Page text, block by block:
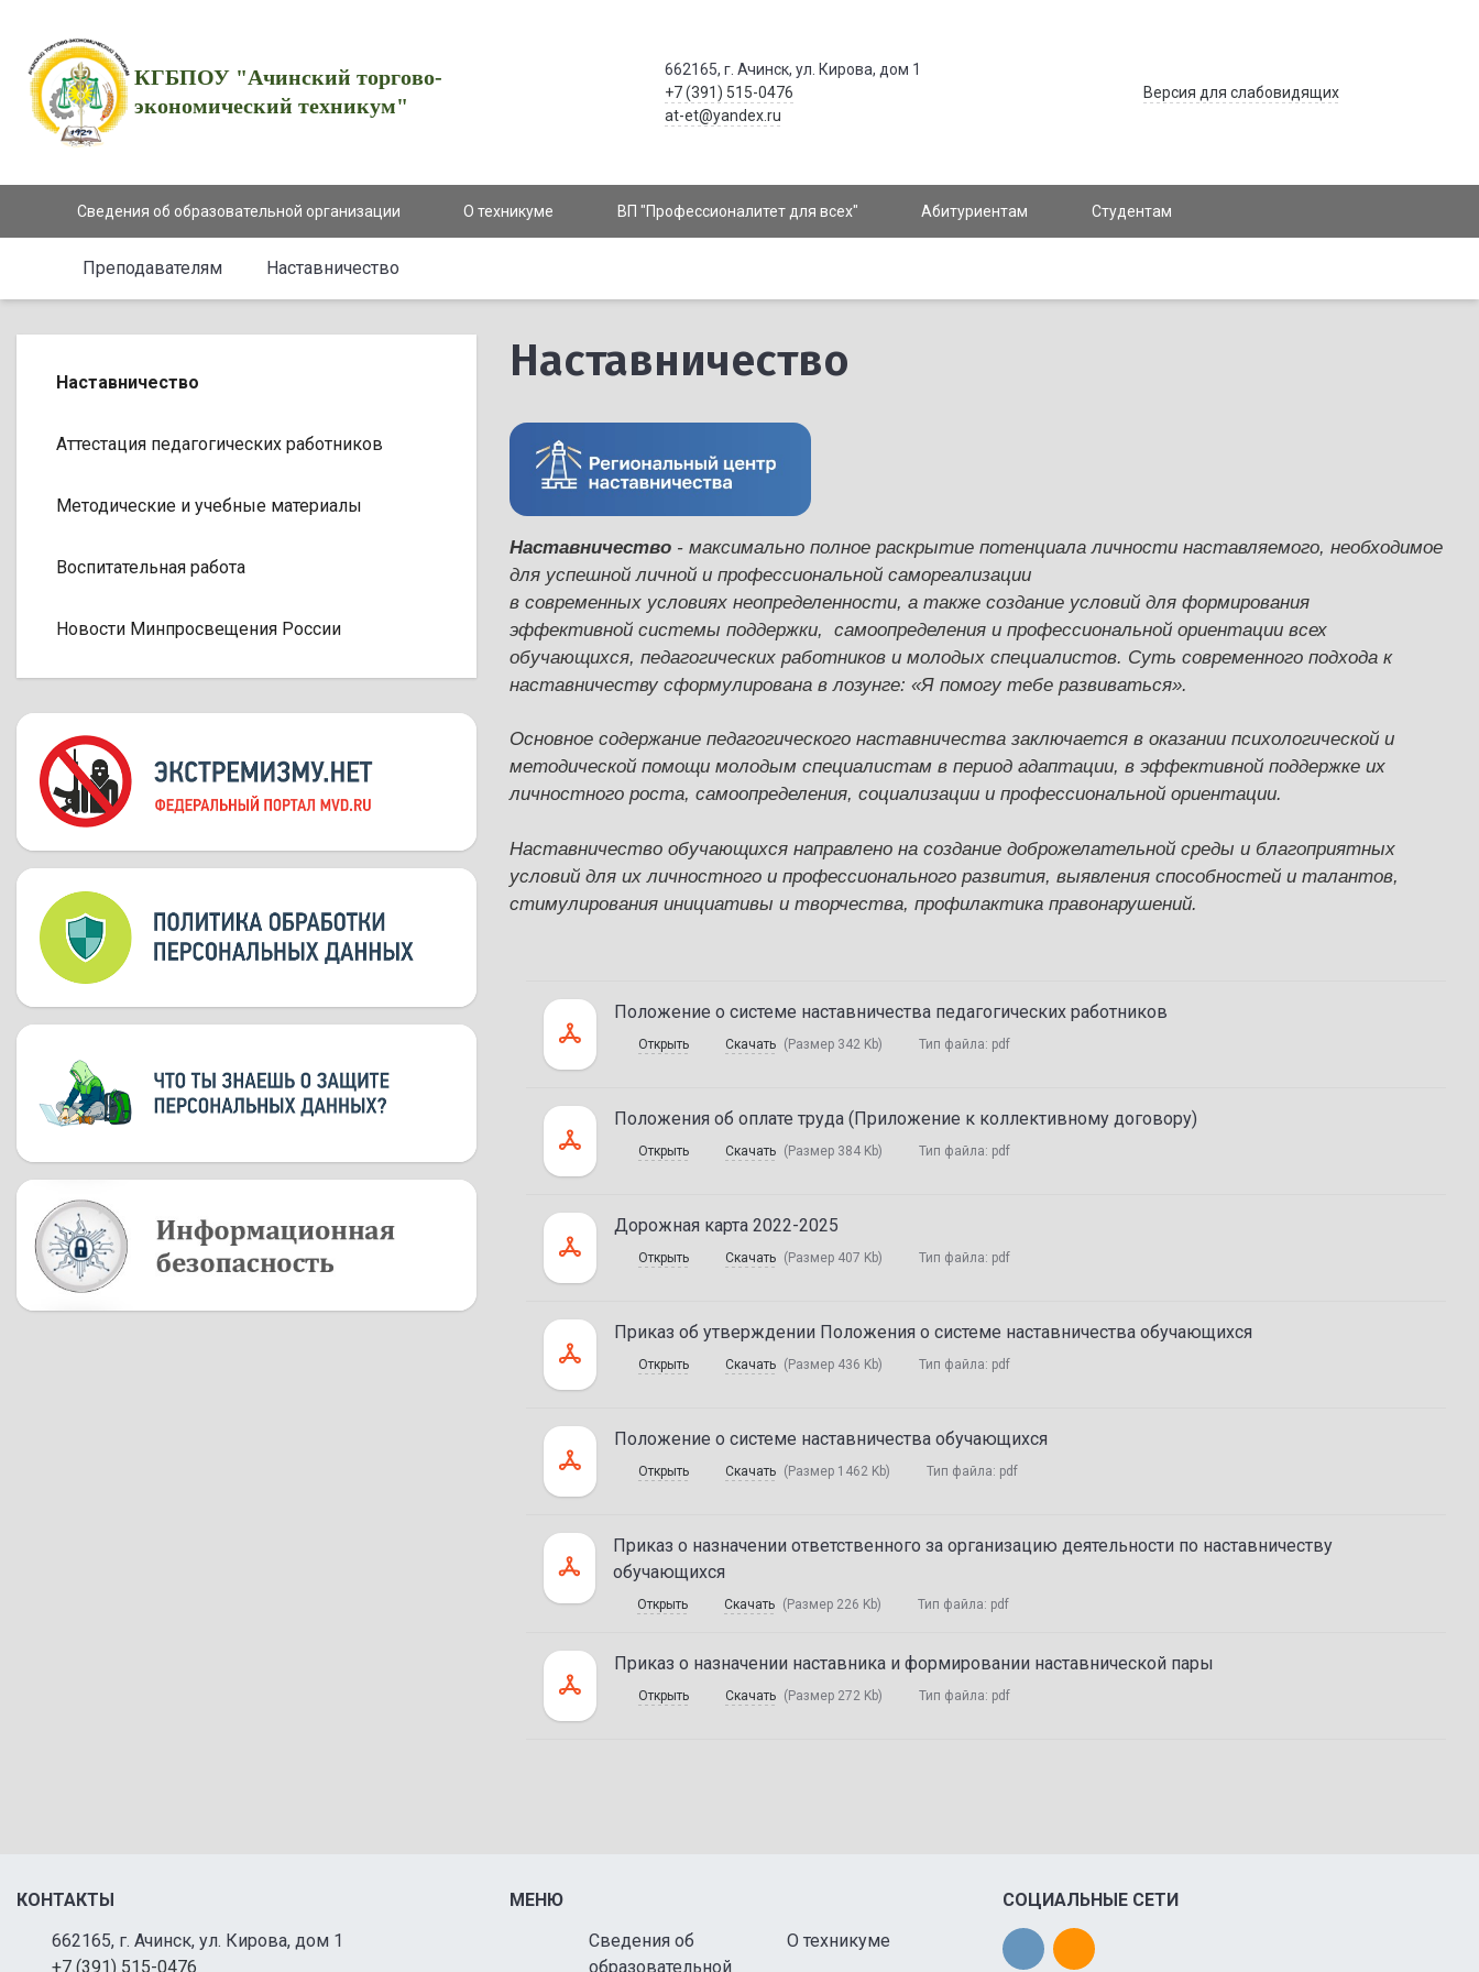
КГБПОУ "Ачинский торгово-
экономический техникум"
662165, г. Ачинск, ул. Кирова, дом 1
+7 (391) 515-0476
at-et@yandex.ru
Версия для слабовидящих
Сведения об образовательной организации О техникуме ВП "Профессионалитет для всех" Абитуриентам Студентам
Преподавателям Наставничество
Наставничество
Аттестация педагогических работников
Методические и учебные материалы
Воспитательная работа
Новости Минпросвещения России
Наставничество
Наставничество- максимально полное раскрытие потенциала личности наставляемого, необходимое
для успешной личной и профессиональной самореализации
в современных условиях неопределенности, а также создание условий для формирования
эффективной системы поддержки, самоопределения и профессиональной ориентации всех
обучающихся, педагогических работников и молодых специалистов. Суть современного подхода к
наставничеству сформулирована в лозунге: «Я помогу тебе развиваться».
Основное содержание педагогического наставничества заключается в оказании психологической и
методической помощи молодым специалистам в период адаптации, в эффективной поддержке их
личностного роста, самоопределения, социализации и профессиональной ориентации.
Наставничество обучающихся направлено на создание доброжелательной среды и благоприятных
условий для их личностного и профессионального развития, выявления способностей и талантов,
стимулирования инициативы и творчества, профилактика правонарушений.
Положение о системе наставничества педагогических работников
Открыть Скачать (Размер 342 Kb) Тип файла: pdf
Положения об оплате труда (Приложение к коллективному договору)
Открыть Скачать (Размер 384 Kb) Тип файла: pdf
Дорожная карта 2022-2025
Открыть Скачать (Размер 407 Kb) Тип файла: pdf
Приказ об утверждении Положения о системе наставничества обучающихся
Открыть Скачать (Размер 436 Kb) Тип файла: pdf
Положение о системе наставничества обучающихся
Открыть Скачать (Размер 1462 Kb) Тип файла: pdf
Приказ о назначении ответственного за организацию деятельности по наставничеству
обучающихся
Открыть Скачать (Размер 226 Kb) Тип файла: pdf
Приказ о назначении наставника и формировании наставнической пары
Открыть Скачать (Размер 272 Kb) Тип файла: pdf
КОНТАКТЫ
662165, г. Ачинск, ул. Кирова, дом 1
+7 (391) 515-0476
МЕНЮ
Сведения об
образовательной
О техникуме
СОЦИАЛЬНЫЕ СЕТИ